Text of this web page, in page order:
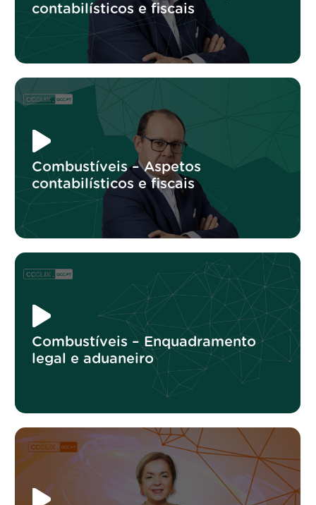
contabilísticos e fiscais
Combustíveis – Aspetos
contabilísticos e fiscais
Combustíveis – Enquadramento
legal e aduaneiro